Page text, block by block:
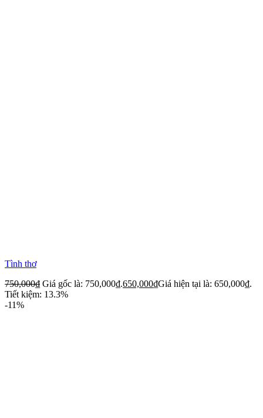
Tình thơ
750,000₫ Giá gốc là: 750,000₫.650,000₫Giá hiện tại là: 650,000₫.
Tiết kiệm: 13.3%
-11%